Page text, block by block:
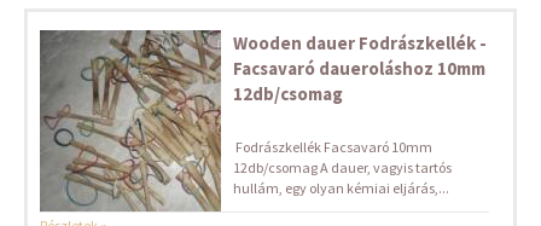
Wooden dauer Fodrászkellék -
Facsavaró daueroláshoz 10mm
12db/csomag
Fodrászkellék Facsavaró 10mm
12db/csomag A dauer, vagyis tartós
hullám, egy olyan kémiai eljárás,...